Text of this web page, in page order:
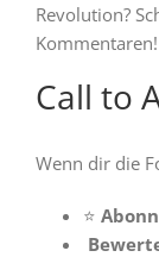
Revolution?
Kommentaren!
Call to
Wenn dir die
⭐